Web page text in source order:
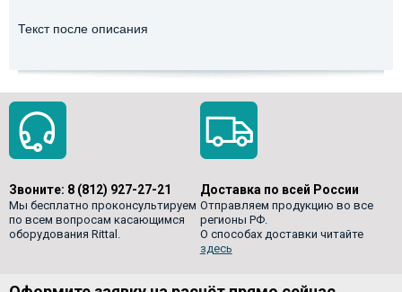
Текст после описания
Звоните: 8 (812) 927-27-21
Мы бесплатно проконсультируем
по всем вопросам касающимся
оборудования Rittal.
Доставка по всей России
Отправляем продукцию во все
регионы РФ.
О способах доставки читайте
здесь